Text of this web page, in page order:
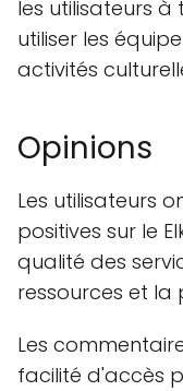
les utilisateurs
utiliser les
activités
Opinions
Les utilisateurs
positives sur le
qualité des
ressources et la
Les
facilité d'accès